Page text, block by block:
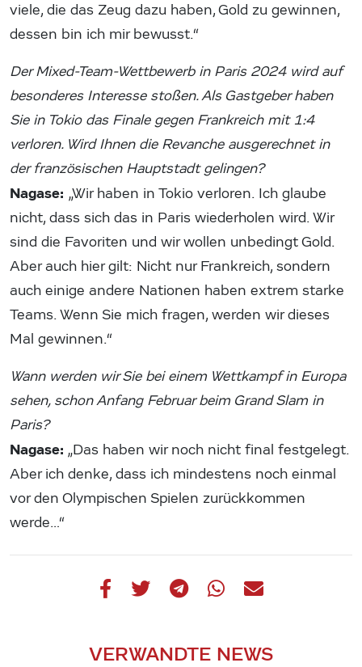
viele, die das Zeug dazu haben, Gold zu gewinnen,
dessen bin ich mir bewusst.“
Der Mixed-Team-Wettbewerb in Paris 2024 wird auf
besonderes Interesse stoßen. Als Gastgeber haben
Sie in Tokio das Finale gegen Frankreich mit 1:4
verloren. Wird Ihnen die Revanche ausgerechnet in
der französischen Hauptstadt gelingen?
Nagase: „Wir haben in Tokio verloren. Ich glaube
nicht, dass sich das in Paris wiederholen wird. Wir
sind die Favoriten und wir wollen unbedingt Gold.
Aber auch hier gilt: Nicht nur Frankreich, sondern
auch einige andere Nationen haben extrem starke
Teams. Wenn Sie mich fragen, werden wir dieses
Mal gewinnen.“
Wann werden wir Sie bei einem Wettkampf in Europa
sehen, schon Anfang Februar beim Grand Slam in
Paris?
Nagase: „Das haben wir noch nicht final festgelegt.
Aber ich denke, dass ich mindestens noch einmal
vor den Olympischen Spielen zurückkommen
werde…“
VERWANDTE NEWS